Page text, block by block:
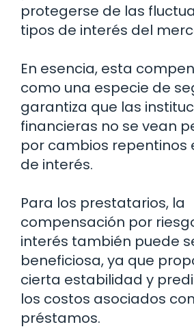
protegerse de las
tipos de interés del
En esencia, esta
como una especie de
garantiza que las
financieras no se vean
por cambios repentinos
de interés.
Para los prestatarios, la
compensación por
interés también puede
beneficiosa, ya que
cierta estabilidad y
los costos asociados
préstamos.